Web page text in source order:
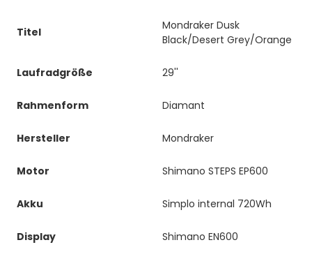
Titel
Mondraker Dusk
Black/Desert Grey/Orange
Laufradgröße 29''
Rahmenform Diamant
Hersteller Mondraker
Motor Shimano STEPS EP600
Akku Simplo internal 720Wh
Display Shimano EN600